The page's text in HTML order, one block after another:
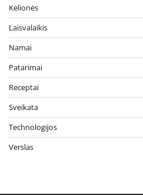
Kelionės
Laisvalaikis
Namai
Patarimai
Receptai
Sveikata
Technologijos
Verslas